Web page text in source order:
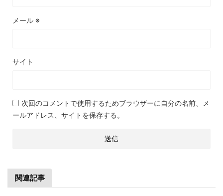
メール ※
サイト
次回のコメントで使用するためブラウザーに自分の名前、メ
ールアドレス、サイトを保存する。
関連記事